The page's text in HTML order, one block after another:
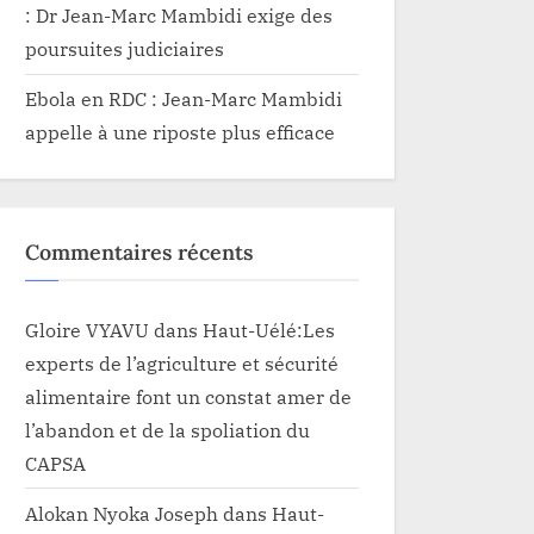
: Dr Jean-Marc Mambidi exige des
poursuites judiciaires
Ebola en RDC : Jean-Marc Mambidi
appelle à une riposte plus efficace
Commentaires récents
Gloire VYAVU dans Haut-Uélé:Les
experts de l’agriculture et sécurité
alimentaire font un constat amer de
l’abandon et de la spoliation du
CAPSA
Alokan Nyoka Joseph dans Haut-